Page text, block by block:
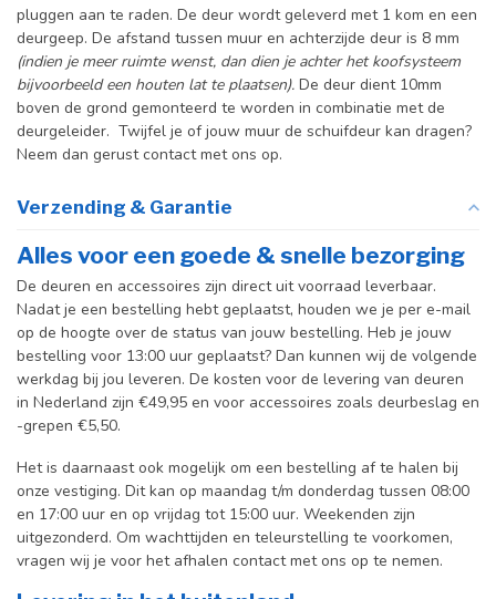
pluggen aan te raden. De deur wordt geleverd met 1 kom en een
deurgeep. De afstand tussen muur en achterzijde deur is 8 mm
(indien je meer ruimte wenst, dan dien je achter het koofsysteem
bijvoorbeeld een houten lat te plaatsen). De deur dient 10mm
boven de grond gemonteerd te worden in combinatie met de
deurgeleider. Twijfel je of jouw muur de schuifdeur kan dragen?
Neem dan gerust contact met ons op.
Verzending & Garantie
Alles voor een goede & snelle bezorging
De deuren en accessoires zijn direct uit voorraad leverbaar.
Nadat je een bestelling hebt geplaatst, houden we je per e-mail
op de hoogte over de status van jouw bestelling. Heb je jouw
bestelling voor 13:00 uur geplaatst? Dan kunnen wij de volgende
werkdag bij jou leveren. De kosten voor de levering van deuren
in Nederland zijn €49,95 en voor accessoires zoals deurbeslag en
-grepen €5,50.
Het is daarnaast ook mogelijk om een bestelling af te halen bij
onze vestiging. Dit kan op maandag t/m donderdag tussen 08:00
en 17:00 uur en op vrijdag tot 15:00 uur. Weekenden zijn
uitgezonderd. Om wachttijden en teleurstelling te voorkomen,
vragen wij je voor het afhalen contact met ons op te nemen.